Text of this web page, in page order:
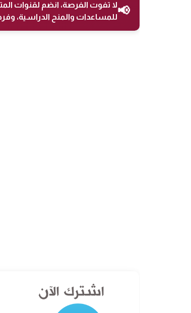
📢لا تفوت الفرصة، انضم لقنوات
للمساعدات والمنح الدراسية،